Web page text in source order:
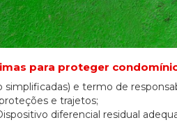
para proteger
e termo de
e trajetos;
diferencial residual